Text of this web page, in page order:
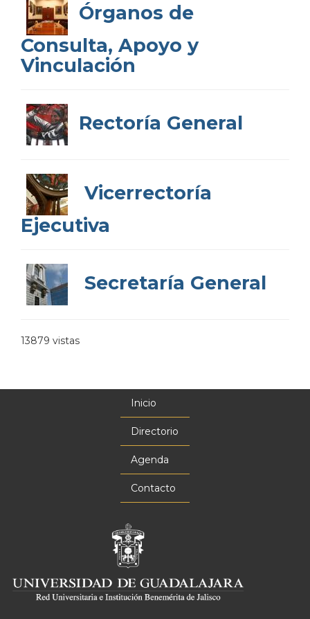
Órganos de
Consulta, Apoyo y
Vinculación
Rectoría General
Vicerrectoría
Ejecutiva
Secretaría General
13879 vistas
Inicio
Directorio
Agenda
Contacto